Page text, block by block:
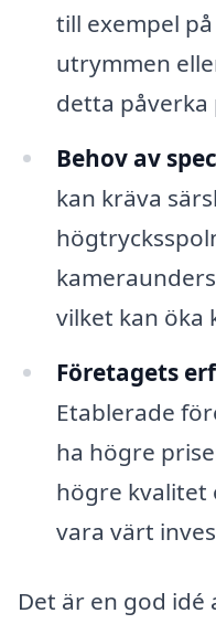
till exempel
utrymmen
detta påverka
Behov av
kan kräva
vilket kan öka
Företagets
Etablerade
ha högre
högre kvalitet
vara värt
Det är en god idé